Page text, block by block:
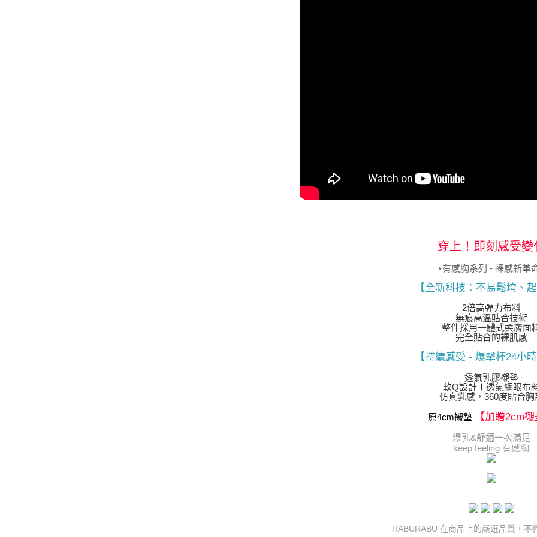
穿上！即刻感受變
⋆有感胸系列 - 裸感新革
【全新科技：不易鬆垮、起
2倍高彈力布料
無痕高溫貼合技術
整件採用一體式柔膚面
完全貼合的裸肌感
【持續感受 - 爆擊杯24小時
透氣乳膠襯墊
軟Q設計＋透氣網眼布
仿真乳感，360度貼合胸
原4cm襯墊
【加贈2cm襯
爆乳&舒適一次滿足
keep feeling 有感胸
RABURABU 在商品上的嚴選品質，不